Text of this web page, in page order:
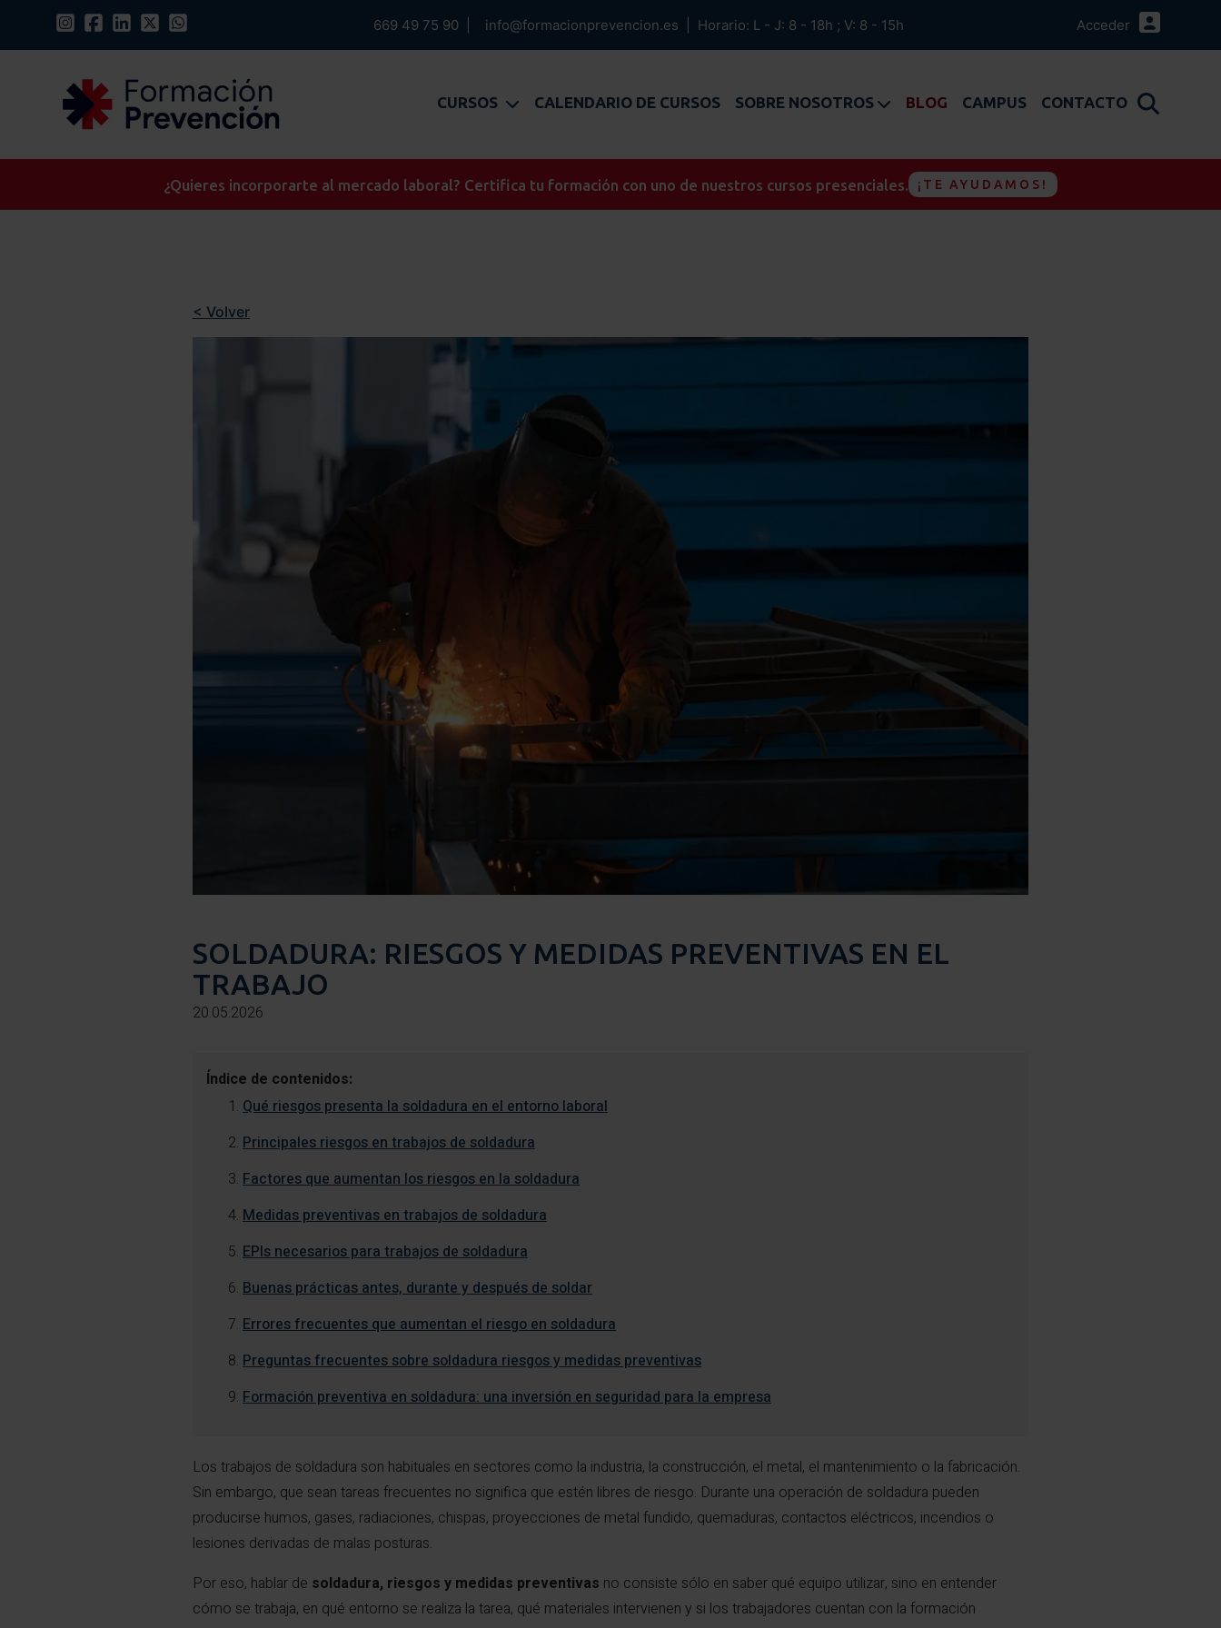
669 49 75 90 info@formacionprevencion.es Horario: L - J: 8 - 18h ; V: 8 - 15h Acceder
CURSOS CALENDARIO DE CURSOS SOBRE NOSOTROS BLOG CAMPUS CONTACTO
¿Quieres incorporarte al mercado laboral? Certifica tu formación con uno de nuestros cursos presenciales. ¡TE AYUDAMOS!
< Volver
SOLDADURA: RIESGOS Y MEDIDAS PREVENTIVAS EN EL
TRABAJO
20.05.2026
Índice de contenidos:
Qué riesgos presenta la soldadura en el entorno laboral
Principales riesgos en trabajos de soldadura
Factores que aumentan los riesgos en la soldadura
Medidas preventivas en trabajos de soldadura
EPIs necesarios para trabajos de soldadura
Buenas prácticas antes, durante y después de soldar
Errores frecuentes que aumentan el riesgo en soldadura
Preguntas frecuentes sobre soldadura riesgos y medidas preventivas
Formación preventiva en soldadura: una inversión en seguridad para la empresa
Los trabajos de soldadura son habituales en sectores como la industria, la construcción, el metal, el mantenimiento o la fabricación.
Sin embargo, que sean tareas frecuentes no significa que estén libres de riesgo. Durante una operación de soldadura pueden
producirse humos, gases, radiaciones, chispas, proyecciones de metal fundido, quemaduras, contactos eléctricos, incendios o
lesiones derivadas de malas posturas.
Por eso, hablar de soldadura, riesgos y medidas preventivas no consiste sólo en saber qué equipo utilizar, sino en entender
cómo se trabaja, en qué entorno se realiza la tarea, qué materiales intervienen y si los trabajadores cuentan con la formación